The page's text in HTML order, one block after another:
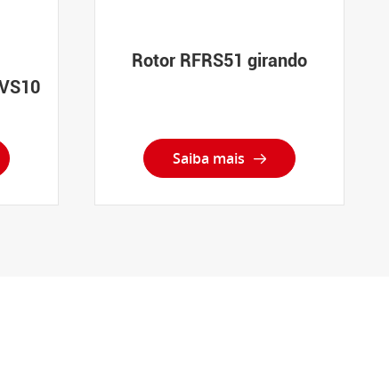
Rotor RFRS51 girando
Saiba mais 